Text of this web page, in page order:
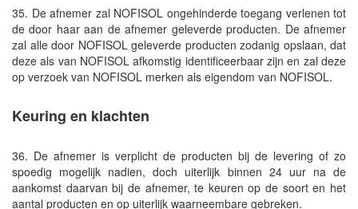
35. De afnemer zal NOFISOL ongehinderde toegang verlenen tot
de door haar aan de afnemer geleverde producten. De afnemer
zal alle door NOFISOL geleverde producten zodanig opslaan, dat
deze als van NOFISOL afkomstig identificeerbaar zijn en zal deze
op verzoek van NOFISOL merken als eigendom van NOFISOL.
Keuring en klachten
36. De afnemer is verplicht de producten bij de levering of zo
spoedig mogelijk nadien, doch uiterlijk binnen 24 uur na de
aankomst daarvan bij de afnemer, te keuren op de soort en het
aantal producten en op uiterlijk waarneembare gebreken.